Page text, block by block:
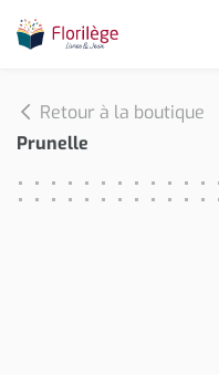
Retour à la boutique
Prunelle